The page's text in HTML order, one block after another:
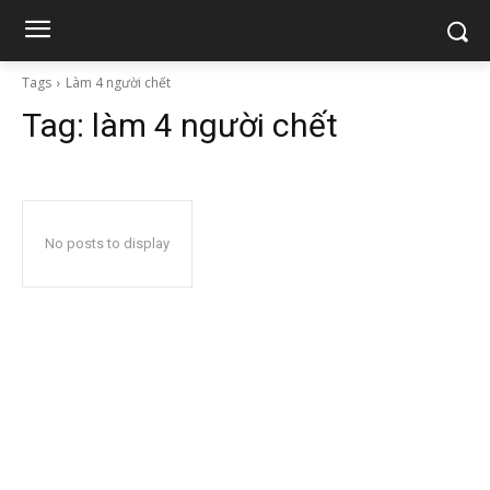
Tags Làm 4 người chết
Tag: làm 4 người chết
No posts to display